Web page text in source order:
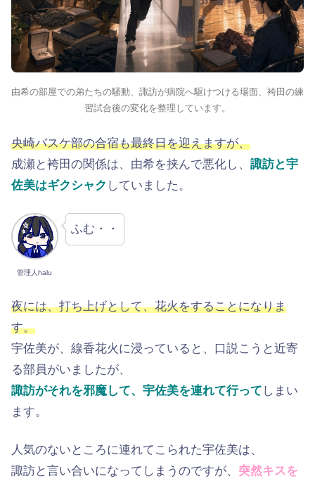
由希の部屋での弟たちの騒動、諏訪が病院へ駆けつける場面、袴田の練
習試合後の変化を整理しています。
央崎バスケ部の合宿も最終日を迎えますが、
成瀬と袴田の関係は、由希を挟んで悪化し、 諏訪と宇
佐美はギクシャク していました。
管理人halu
ふむ・・
夜には、打ち上げとして、花火をすることになりま
す。
宇佐美が、線香花火に浸っていると、口説こうと近寄
る部員がいましたが、
諏訪がそれを邪魔して、宇佐美を連れて行って しまい
ます。
人気のないところに連れてこられた宇佐美は、
諏訪と言い合いになってしまうのですが、 突然キスを